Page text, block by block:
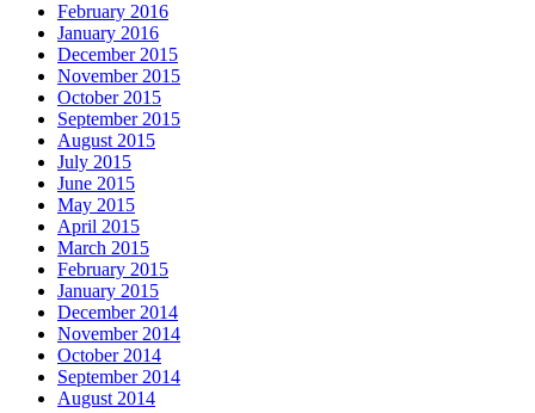
February 2016
January 2016
December 2015
November 2015
October 2015
September 2015
August 2015
July 2015
June 2015
May 2015
April 2015
March 2015
February 2015
January 2015
December 2014
November 2014
October 2014
September 2014
August 2014